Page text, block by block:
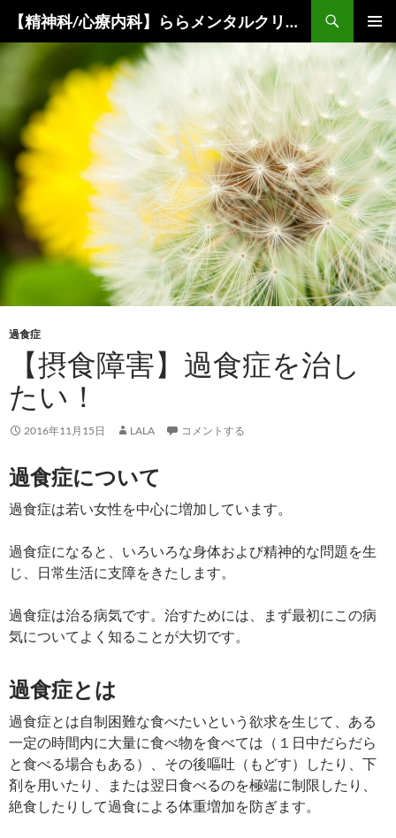
テ
へ
ス
キ
【精神科/心療内科】ららメンタルクリニック
メインメ
ニュー
過食症
【摂食障害】過食症を治し
たい！
2016年11月15日 LALA コメントする
過食症について
過食症は若い女性を中心に増加しています。
過食症になると、いろいろな身体および精神的な問題を生
じ、日常生活に支障をきたします。
過食症は治る病気です。治すためには、まず最初にこの病
気についてよく知ることが大切です。
過食症とは
過食症とは自制困難な食べたいという欲求を生じて、ある
一定の時間内に大量に食べ物を食べては（１日中だらだら
と食べる場合もある）、その後嘔吐（もどす）したり、下
剤を用いたり、または翌日食べるのを極端に制限したり、
絶食したりして過食による体重増加を防ぎます。